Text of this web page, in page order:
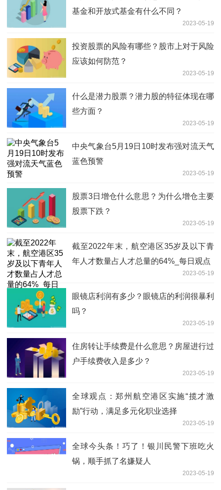
基金和开放式基金有什么不同？
2023-05-19
投资股票的风险有哪些？股市上对于风险
应该如何防范？
2023-05-19
什么是潜力股票？潜力股的特征体现在哪
些方面？
2023-05-19
中央气象台5月19日10时发布强对流天气
蓝色预警
2023-05-19
股票3日增仓什么意思？为什么增仓主要
股票下跌？
2023-05-19
截至2022年末，航空港区35岁及以下青
年人才数量占人才总量的64%_每日观点
2023-05-19
眼镜店利润有多少？眼镜店的利润很暴利
吗？
2023-05-19
住房转让手续费是什么意思？房屋进行过
户手续费收入是多少？
2023-05-19
全球观点：郑州航空港区实施“揽才激
励”行动，满足多元化职业选择
2023-05-19
全球今头条！巧了！银川民警下班吃火
锅，顺手抓了名嫌疑人
2023-05-19